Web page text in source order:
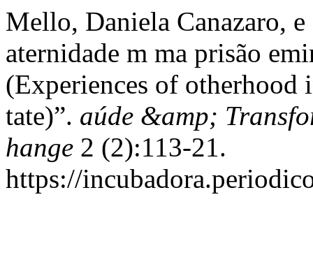
Mello, Daniela Canazaro,
aternidade m ma prisão
(Experiences of otherhood
tate)”. aúde &amp;
hange 2 (2):113-21.
https://